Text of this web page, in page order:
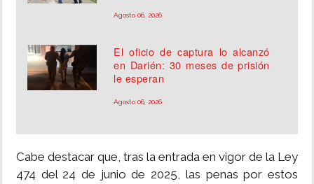
Agosto 06, 2026
El oficio de captura lo alcanzó
en Darién: 30 meses de prisión
le esperan
Agosto 06, 2026
Cabe destacar que, tras la entrada en vigor de la Ley
474 del 24 de junio de 2025, las penas por estos